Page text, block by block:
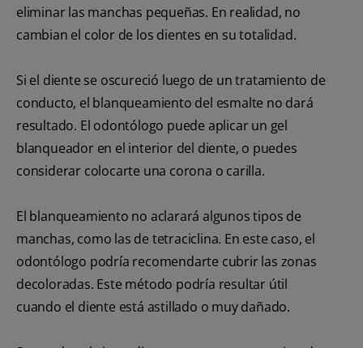
eliminar las manchas pequeñas. En realidad, no
cambian el color de los dientes en su totalidad.
Si el diente se oscureció luego de un tratamiento de
conducto, el blanqueamiento del esmalte no dará
resultado. El odontólogo puede aplicar un gel
blanqueador en el interior del diente, o puedes
considerar colocarte una corona o carilla.
El blanqueamiento no aclarará algunos tipos de
manchas, como las de tetraciclina. En este caso, el
odontólogo podría recomendarte cubrir las zonas
decoloradas. Este método podría resultar útil
cuando el diente está astillado o muy dañado.